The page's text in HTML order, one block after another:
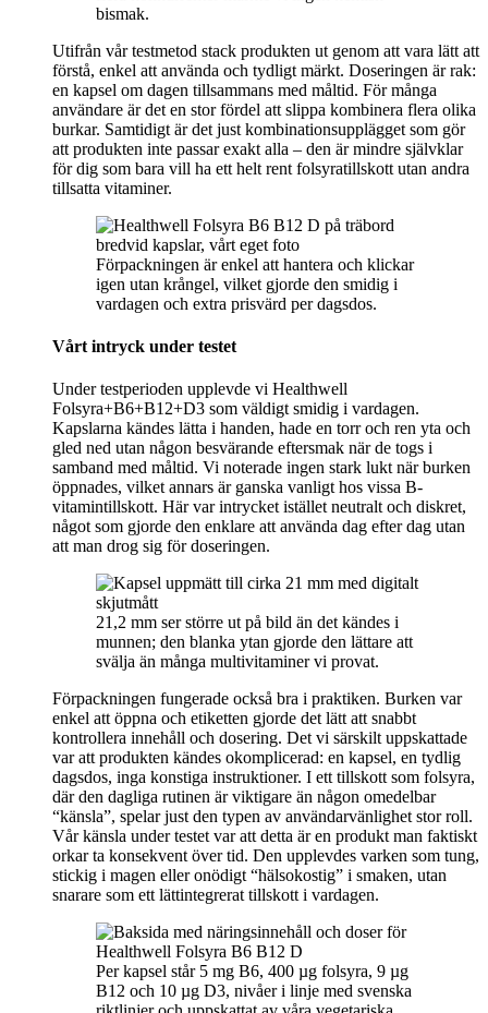
bismak.
Utifrån vår testmetod stack produkten ut genom att vara lätt att
förstå, enkel att använda och tydligt märkt. Doseringen är rak:
en kapsel om dagen tillsammans med måltid. För många
användare är det en stor fördel att slippa kombinera flera olika
burkar. Samtidigt är det just kombinationsupplägget som gör
att produkten inte passar exakt alla – den är mindre självklar
för dig som bara vill ha ett helt rent folsyratillskott utan andra
tillsatta vitaminer.
Förpackningen är enkel att hantera och klickar
igen utan krångel, vilket gjorde den smidig i
vardagen och extra prisvärd per dagsdos.
Vårt intryck under testet
Under testperioden upplevde vi Healthwell
Folsyra+B6+B12+D3 som väldigt smidig i vardagen.
Kapslarna kändes lätta i handen, hade en torr och ren yta och
gled ned utan någon besvärande eftersmak när de togs i
samband med måltid. Vi noterade ingen stark lukt när burken
öppnades, vilket annars är ganska vanligt hos vissa B-
vitamintillskott. Här var intrycket istället neutralt och diskret,
något som gjorde den enklare att använda dag efter dag utan
att man drog sig för doseringen.
21,2 mm ser större ut på bild än det kändes i
munnen; den blanka ytan gjorde den lättare att
svälja än många multivitaminer vi provat.
Förpackningen fungerade också bra i praktiken. Burken var
enkel att öppna och etiketten gjorde det lätt att snabbt
kontrollera innehåll och dosering. Det vi särskilt uppskattade
var att produkten kändes okomplicerad: en kapsel, en tydlig
dagsdos, inga konstiga instruktioner. I ett tillskott som folsyra,
där den dagliga rutinen är viktigare än någon omedelbar
“känsla”, spelar just den typen av användarvänlighet stor roll.
Vår känsla under testet var att detta är en produkt man faktiskt
orkar ta konsekvent över tid. Den upplevdes varken som tung,
stickig i magen eller onödigt “hälsokostig” i smaken, utan
snarare som ett lättintegrerat tillskott i vardagen.
Per kapsel står 5 mg B6, 400 µg folsyra, 9 µg
B12 och 10 µg D3, nivåer i linje med svenska